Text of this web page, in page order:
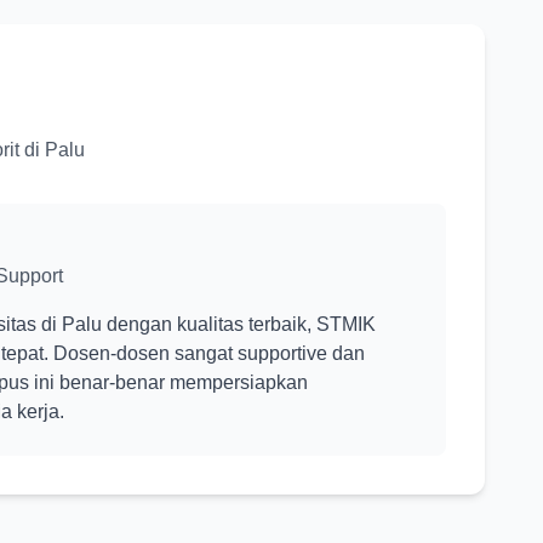
di Palu
di Palu dengan kualitas terbaik, STMIK
Dosen-dosen sangat supportive dan
ini benar-benar mempersiapkan
kerja.